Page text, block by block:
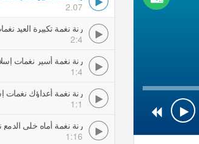
2.07
2:4
رنة نغمة أسير نغمات
1:4
رنة نغمة أعداؤك نغمات
1:1
1:16